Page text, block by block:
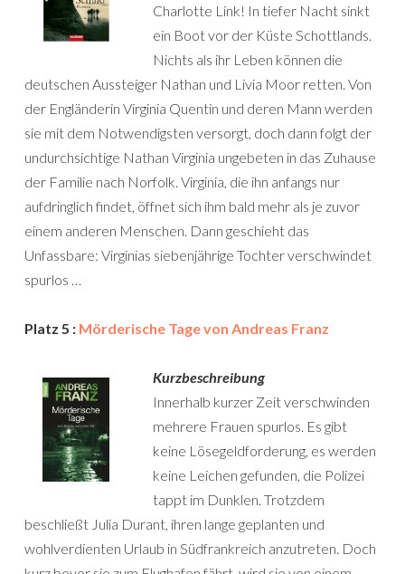
Charlotte Link! In tiefer Nacht sinkt
ein Boot vor der Küste Schottlands.
Nichts als ihr Leben können die
deutschen Aussteiger Nathan und Livia Moor retten. Von
der Engländerin Virginia Quentin und deren Mann werden
sie mit dem Notwendigsten versorgt, doch dann folgt der
undurchsichtige Nathan Virginia ungebeten in das Zuhause
der Familie nach Norfolk. Virginia, die ihn anfangs nur
aufdringlich findet, öffnet sich ihm bald mehr als je zuvor
einem anderen Menschen. Dann geschieht das
Unfassbare: Virginias siebenjährige Tochter verschwindet
spurlos …
Platz 5 : Mörderische Tage von Andreas Franz
Kurzbeschreibung
Innerhalb kurzer Zeit verschwinden
mehrere Frauen spurlos. Es gibt
keine Lösegeldforderung, es werden
keine Leichen gefunden, die Polizei
tappt im Dunklen. Trotzdem
beschließt Julia Durant, ihren lange geplanten und
wohlverdienten Urlaub in Südfrankreich anzutreten. Doch